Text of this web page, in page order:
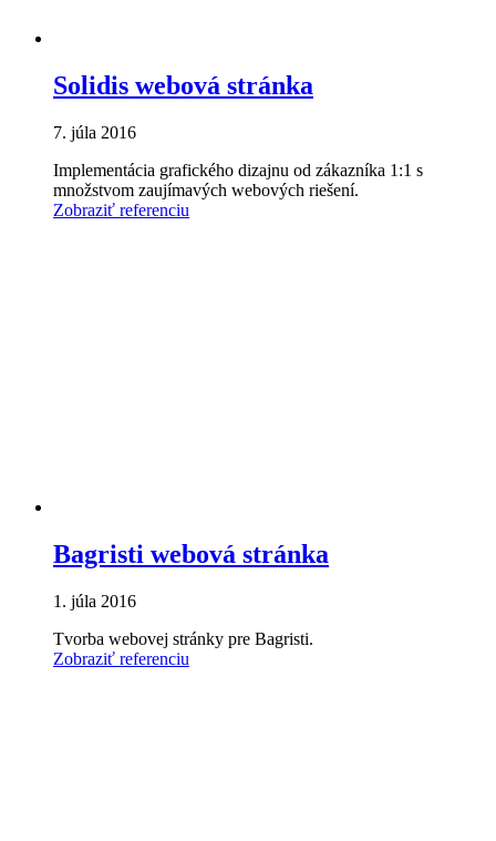
Solidis webová stránka
7. júla 2016
Implementácia grafického dizajnu od zákazníka 1:1 s
množstvom zaujímavých webových riešení.
Zobraziť referenciu
Bagristi webová stránka
1. júla 2016
Tvorba webovej stránky pre Bagristi.
Zobraziť referenciu